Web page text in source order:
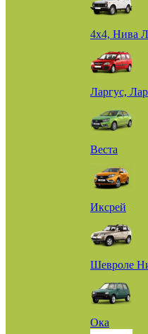
4х4, Нива
Ларгус,
Веста
Иксрей
Шевроле
Ока